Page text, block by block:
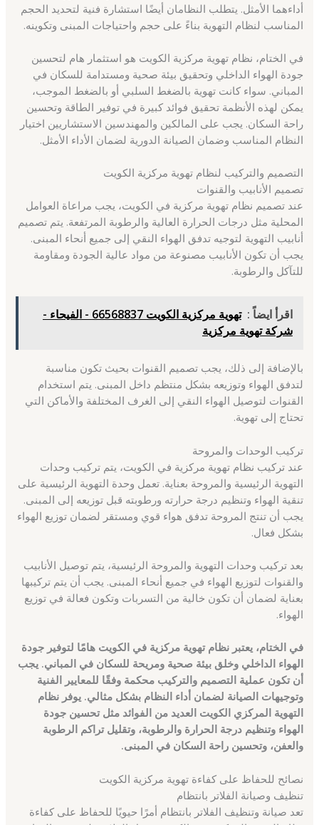
أداءهما الأمثل. يتطلب النظامان أيضًا استشارة فنية لتحديد الحجم
المناسب لنظام التهوية بناءً على حجم واحتياجات المبنى وتكوينه.
في الختام، نظام تهوية مركزية الكويت هو استثمار هام لتحسين
جودة الهواء الداخلي وتحقيق بيئة صحية ومستدامة للسكان في
المباني. سواء كانت تهوية بالضغط السلبي أو بالضغط الموجب،
يمكن لهذه الأنظمة تحقيق فوائد كبيرة في توفير الطاقة وتحسين
راحة السكان. يجب على المالكين والمهندسين الاستشاريين اختيار
النظام المناسب وضمان الصيانة الدورية لضمان الأداء الأمثل.
التصميم والتركيب لنظام تهوية مركزية الكويت
تصميم الأنابيب والقنوات
عند تصميم نظام تهوية مركزية في الكويت، يجب مراعاة العوامل
المحلية مثل درجات الحرارة العالية والرطوبة المرتفعة. يتم تصميم
أنابيب التهوية لتوجيه تدفق الهواء النقي إلى جميع أنحاء المبنى.
يجب أن تكون الأنابيب مصنوعة من مواد عالية الجودة ومقاومة
للتآكل والرطوبة.
اقرأ ايضاً :
تهوية مركزية الكويت 66568837 - الفيحاء -
شركة تهوية مركزية
بالإضافة إلى ذلك، يجب تصميم القنوات بحيث تكون مناسبة
لتدفق الهواء وتوزيعه بشكل منتظم داخل المبنى. يتم استخدام
القنوات لتوصيل الهواء النقي إلى الغرف المختلفة والأماكن التي
تحتاج إلى تهوية.
تركيب الوحدات والمروحة
عند تركيب نظام تهوية مركزية في الكويت، يتم تركيب وحدات
التهوية الرئيسية والمروحة بعناية. تعمل وحدة التهوية الرئيسية على
تنقية الهواء وتنظيم درجة حرارته ورطوبته قبل توزيعه إلى المبنى.
يجب أن تنتج المروحة تدفق هواء قوي ومستقر لضمان توزيع الهواء
بشكل فعال.
بعد تركيب وحدات التهوية والمروحة الرئيسية، يتم توصيل الأنابيب
والقنوات لتوزيع الهواء في جميع أنحاء المبنى. يجب أن يتم تركيبها
بعناية لضمان أن تكون خالية من التسربات وتكون فعالة في توزيع
الهواء.
في الختام، يعتبر نظام تهوية مركزية في الكويت هامًا لتوفير جودة
الهواء الداخلي وخلق بيئة صحية ومريحة للسكان في المباني. يجب
أن تكون عملية التصميم والتركيب محكمة وفقًا للمعايير الفنية
وتوجيهات الصيانة لضمان أداء النظام بشكل مثالي. يوفر نظام
التهوية المركزي الكويت العديد من الفوائد مثل تحسين جودة
الهواء وتنظيم درجة الحرارة والرطوبة، وتقليل تراكم الرطوبة
والعفن، وتحسين راحة السكان في المبنى.
نصائح للحفاظ على كفاءة تهوية مركزية الكويت
تنظيف وصيانة الفلاتر بانتظام
تعد صيانة وتنظيف الفلاتر بانتظام أمرًا حيويًا للحفاظ على كفاءة